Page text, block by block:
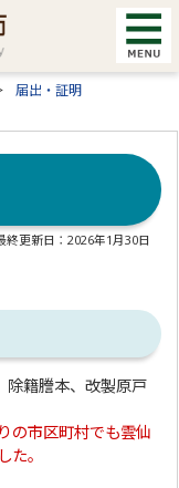
届出・証明
終更新日：2026年1月30日
除籍謄本、改製原戸
の市区町村でも雲仙
。